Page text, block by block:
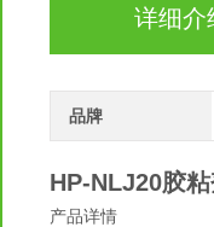
详细介
品牌
HP-NLJ20胶
产品详情